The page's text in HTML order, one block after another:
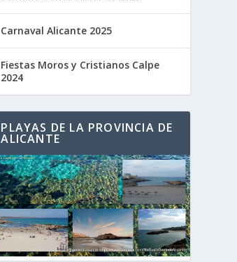
Carnaval Alicante 2025
Fiestas Moros y Cristianos Calpe
2024
PLAYAS DE LA PROVINCIA DE
ALICANTE